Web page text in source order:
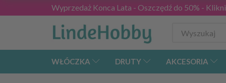
Wyprzedaż Konca Lata - Oszczędź do 50% -
WŁÓCZKA DRUTY AKCESORIA